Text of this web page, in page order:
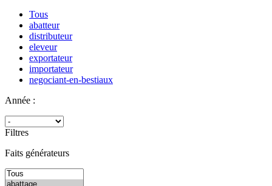
Tous
abatteur
distributeur
eleveur
exportateur
importateur
negociant-en-bestiaux
Année :
Filtres
Faits générateurs